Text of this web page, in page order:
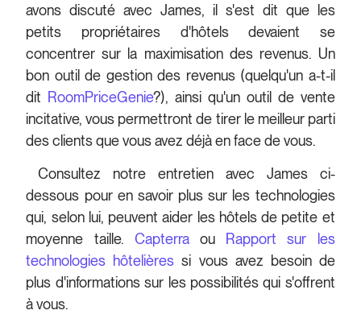
avons discuté avec James, il s'est dit que les
petits propriétaires d'hôtels devaient se
concentrer sur la maximisation des revenus. Un
bon outil de gestion des revenus (quelqu'un a-t-il
dit RoomPriceGenie?), ainsi qu'un outil de vente
incitative, vous permettront de tirer le meilleur parti
des clients que vous avez déjà en face de vous.
Consultez notre entretien avec James ci-
dessous pour en savoir plus sur les technologies
qui, selon lui, peuvent aider les hôtels de petite et
moyenne taille. Capterraou Rapport sur les
technologies hôtelières si vous avez besoin de
plus d'informations sur les possibilités qui s'offrent
à vous.